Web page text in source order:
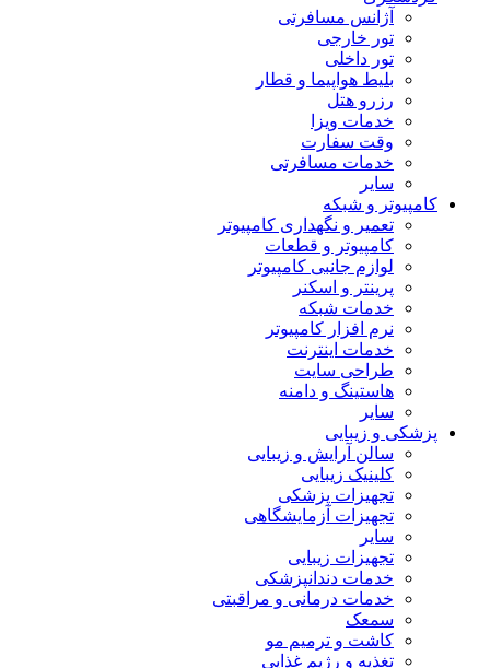
آژانس مسافرتی
تور خارجی
تور داخلی
بلیط هواپیما و قطار
رزرو هتل
خدمات ویزا
وقت سفارت
خدمات مسافرتی
سایر
کامپیوتر و شبکه
تعمیر و نگهداری کامپیوتر
کامپیوتر و قطعات
لوازم جانبی کامپیوتر
پرینتر و اسکنر
خدمات شبکه
نرم افزار کامپیوتر
خدمات اینترنت
طراحی سایت
هاستینگ و دامنه
سایر
پزشکی و زیبایی
سالن آرایش و زیبایی
کلینیک زیبایی
تجهیزات پزشکی
تجهیزات آزمایشگاهی
سایر
تجهیزات زیبایی
خدمات دندانپزشکی
خدمات درمانی و مراقبتی
سمعک
کاشت و ترمیم مو
تغذیه و رژیم غذایی